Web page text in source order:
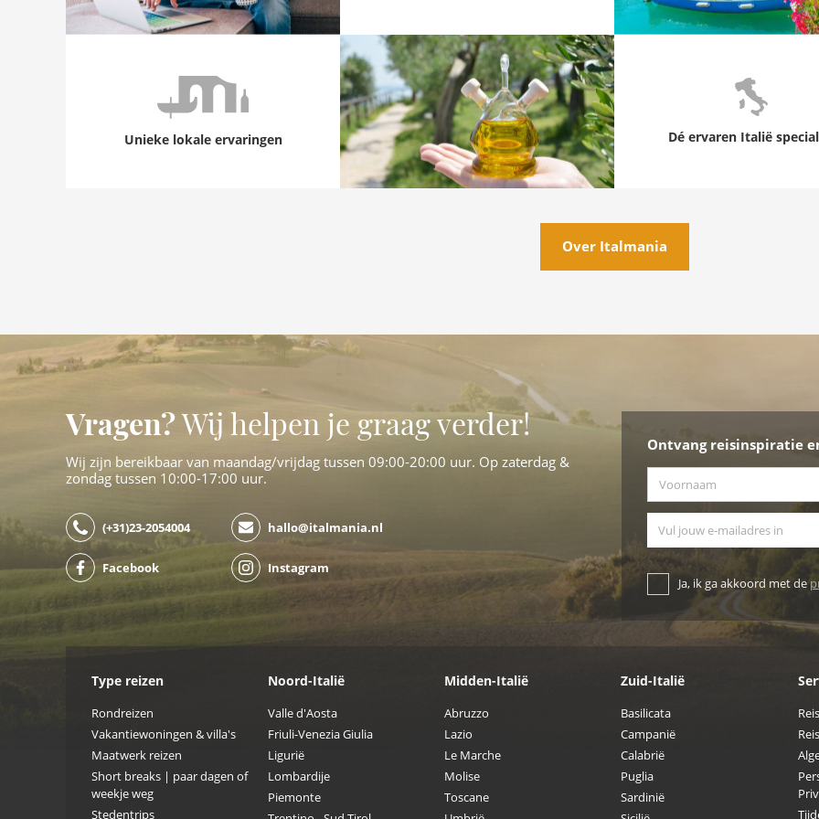
Unieke lokale ervaringen Dé ervaren Italië
Over Italmania
Vragen?Wij helpen je graag verder!
Wij zijn bereikbaar van maandag/vrijdag tussen 09:00-20:00 uur. Op zaterdag &
zondag tussen 10:00-17:00 uur.
(+31)23-2054004 hallo@italmania.nl
Facebook Instagram
Ontvang reisinspiratie
Ja, ik ga akkoord met de
Type reizen
Rondreizen
Vakantiewoningen & villa's
Maatwerk reizen
Short breaks | paar dagen of
weekje weg
Stedentrips
Noord-Italië
Valle d'Aosta
Friuli-Venezia Giulia
Ligurië
Lombardije
Piemonte
Midden-Italië
Abruzzo
Lazio
Le Marche
Molise
Toscane
Zuid-Italië
Basilicata
Campanië
Calabrië
Puglia
Sardinië